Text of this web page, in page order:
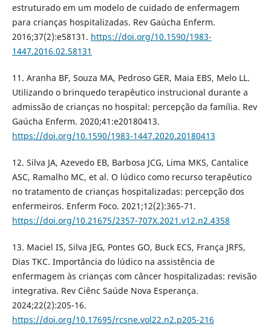
estruturado em um modelo de cuidado de enfermagem
para crianças hospitalizadas. Rev Gaúcha Enferm.
2016;37(2):e58131. https://doi.org/10.1590/1983-
1447.2016.02.58131
11. Aranha BF, Souza MA, Pedroso GER, Maia EBS, Melo LL.
Utilizando o brinquedo terapêutico instrucional durante a
admissão de crianças no hospital: percepção da família. Rev
Gaúcha Enferm. 2020;41:e20180413.
https://doi.org/10.1590/1983-1447.2020.20180413
12. Silva JA, Azevedo EB, Barbosa JCG, Lima MKS, Cantalice
ASC, Ramalho MC, et al. O lúdico como recurso terapêutico
no tratamento de crianças hospitalizadas: percepção dos
enfermeiros. Enferm Foco. 2021;12(2):365-71.
https://doi.org/10.21675/2357-707X.2021.v12.n2.4358
13. Maciel IS, Silva JEG, Pontes GO, Buck ECS, França JRFS,
Dias TKC. Importância do lúdico na assistência de
enfermagem às crianças com câncer hospitalizadas: revisão
integrativa. Rev Ciênc Saúde Nova Esperança.
2024;22(2):205-16.
https://doi.org/10.17695/rcsne.vol22.n2.p205-216